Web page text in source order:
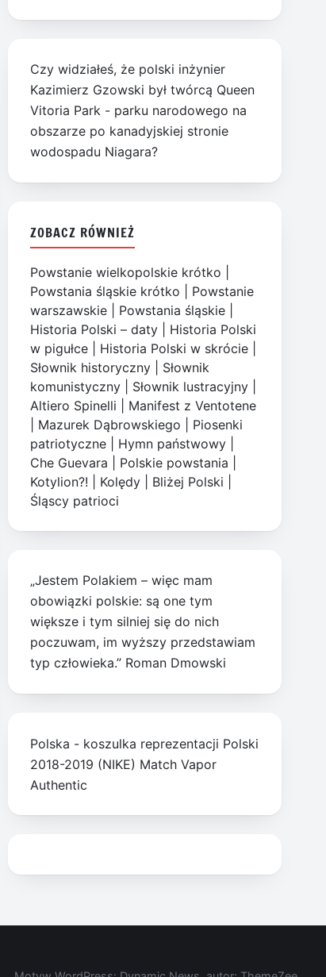
Czy widziałeś, że polski inżynier
Kazimierz Gzowski był twórcą Queen
Vitoria Park - parku narodowego na
obszarze po kanadyjskiej stronie
wodospadu Niagara?
ZOBACZ RÓWNIEŻ
Powstanie wielkopolskie krótko
Powstania śląskie krótko
Powstanie
warszawskie
Powstania śląskie
Historia Polski – daty
Historia Polski
w pigułce
Historia Polski w skrócie
Słownik historyczny
Słownik
komunistyczny
Słownik lustracyjny
Altiero Spinelli
Manifest z Ventotene
Mazurek Dąbrowskiego
Piosenki
patriotyczne
Hymn państwowy
Che Guevara
Polskie powstania
Kotylion?!
Kolędy Bliżej Polski
Śląscy patrioci
„Jestem Polakiem – więc mam
obowiązki polskie: są one tym
większe i tym silniej się do nich
poczuwam, im wyższy przedstawiam
typ człowieka.” Roman Dmowski
Polska - koszulka reprezentacji Polski
2018-2019 (NIKE) Match Vapor
Authentic